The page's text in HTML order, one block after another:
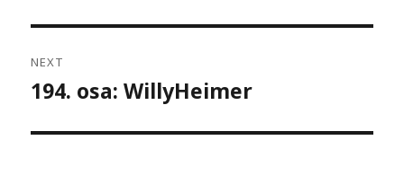
NEXT
Next
194. osa: WillyHeimer